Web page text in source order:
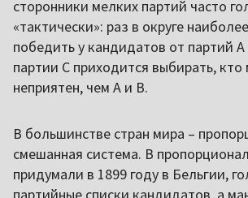
сторонники мелких партий часто
«тактически»: раз в округе
победить у кандидатов от партий
партии C приходится выбирать, кто
неприятен, чем A и B.
В большинстве стран мира –
смешанная система. В
придумали в 1899 году в Бельгии,
партийные списки кандидатов, а